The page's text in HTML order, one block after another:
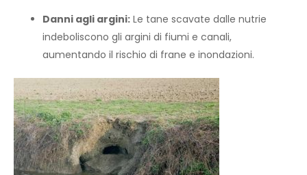
Danni agli argini: Le tane scavate dalle nutrie
indeboliscono gli argini di fiumi e canali,
aumentando il rischio di frane e inondazioni.